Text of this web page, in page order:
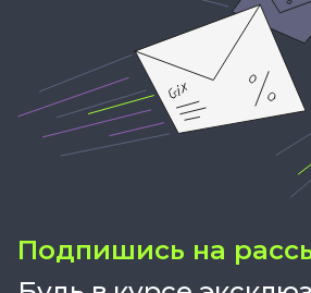
Подпишись на